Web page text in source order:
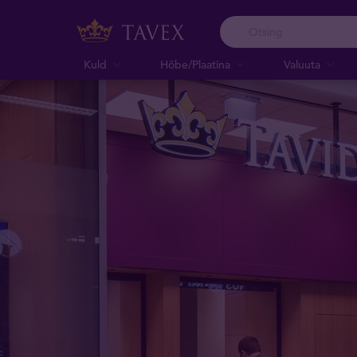
Kuld Hõbe/Plaatina Valuuta